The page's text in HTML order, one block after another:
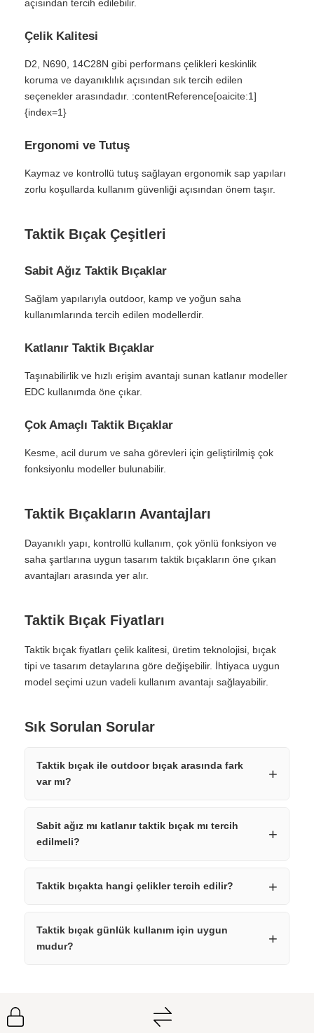
açısından tercih edilebilir.
Çelik Kalitesi
D2, N690, 14C28N gibi performans çelikleri keskinlik
koruma ve dayanıklılık açısından sık tercih edilen
seçenekler arasındadır. :contentReference[oaicite:1]
{index=1}
Ergonomi ve Tutuş
Kaymaz ve kontrollü tutuş sağlayan ergonomik sap yapıları
zorlu koşullarda kullanım güvenliği açısından önem taşır.
Taktik Bıçak Çeşitleri
Sabit Ağız Taktik Bıçaklar
Sağlam yapılarıyla outdoor, kamp ve yoğun saha
kullanımlarında tercih edilen modellerdir.
Katlanır Taktik Bıçaklar
Taşınabilirlik ve hızlı erişim avantajı sunan katlanır modeller
EDC kullanımda öne çıkar.
Çok Amaçlı Taktik Bıçaklar
Kesme, acil durum ve saha görevleri için geliştirilmiş çok
fonksiyonlu modeller bulunabilir.
Taktik Bıçakların Avantajları
Dayanıklı yapı, kontrollü kullanım, çok yönlü fonksiyon ve
saha şartlarına uygun tasarım taktik bıçakların öne çıkan
avantajları arasında yer alır.
Taktik Bıçak Fiyatları
Taktik bıçak fiyatları çelik kalitesi, üretim teknolojisi, bıçak
tipi ve tasarım detaylarına göre değişebilir. İhtiyaca uygun
model seçimi uzun vadeli kullanım avantajı sağlayabilir.
Sık Sorulan Sorular
Taktik bıçak ile outdoor bıçak arasında fark
var mı?
Sabit ağız mı katlanır taktik bıçak mı tercih
edilmeli?
Taktik bıçakta hangi çelikler tercih edilir?
Taktik bıçak günlük kullanım için uygun
mudur?